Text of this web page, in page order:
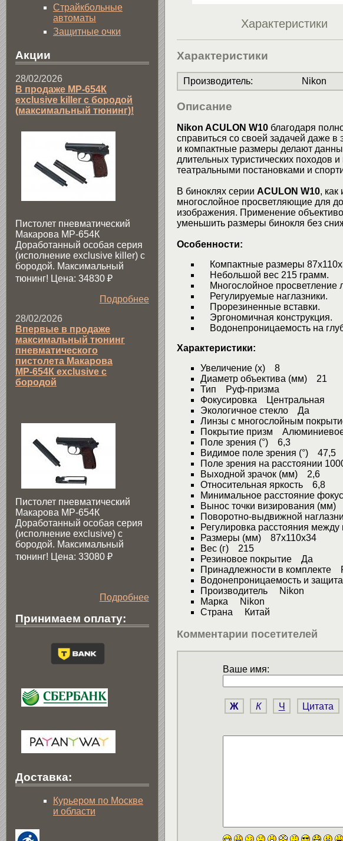
Характеристики
Характеристики
Производитель: Nikon
Описание
Nikon ACULON W10благодаря
справиться со своей задачей даже
и компактные размеры делают
длительных туристических походов
театральными постановками и
В биноклях серии ACULON W10, как
многослойное просветляющие для
изображения. Применение
уменьшить размеры бинокля без
Особенности:
Компактные размеры
Небольшой вес 215 грамм.
Многослойное просветление
Регулируемые наглазники.
Прорезиненные вставки.
Эргономичная конструкция.
Водонепроницаемость на
Характеристики:
Увеличение (x) 8
Диаметр объектива (мм) 21
Тип Руф-призма
Фокусировка Центральная
Экологичное стекло Да
Линзы с многослойным
Покрытие призм
Поле зрения (°) 6,3
Видимое поле зрения (°) 47,5
Поле зрения на расстоянии
Выходной зрачок (мм) 2,6
Относительная яркость 6,8
Минимальное расстояние
Вынос точки визирования
Поворотно-выдвижной
Регулировка расстояния
Размеры (мм) 87x110x34
Вес (г) 215
Резиновое покрытие Да
Принадлежности в комплекте
Водонепроницаемость и
Производитель Nikon
Марка Nikon
Страна Китай
Комментарии посетителей
Ваше имя:
Ж К Ч Цитата
Страйкбольные
автоматы
Защитные очки
Акции
28/02/2026
В продаже МР-654К
exclusive killer с бородой
(максимальный тюнинг)!
Пистолет пневматический
Макарова МР-654К
Доработанный особая серия
(исполнение exclusive killer) с
бородой. Максимальный
тюнинг! Цена: 34830 ₽
Подробнее
28/02/2026
Впервые в продаже
максимальный тюнинг
пневматического
пистолета Макарова
МР-654К exclusive с
бородой
Пистолет пневматический
Макарова МР-654К
Доработанный особая серия
(исполнение exclusive) c
бородой. Максимальный
тюнинг! Цена: 33080 ₽
Подробнее
Принимаем оплату:
Доставка:
Курьером по Москве
и области